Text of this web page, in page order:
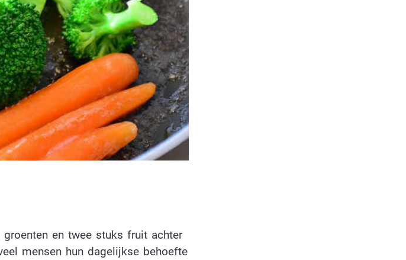
en twee stuks fruit achter
mensen hun dagelijkse behoefte